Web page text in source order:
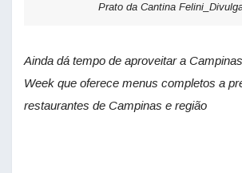
Prato da Cantina
Ainda dá tempo de aproveitar a
Week que oferece menus completos a
restaurantes de Campinas e região